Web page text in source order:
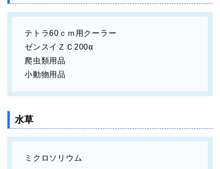
テトラ60ｃｍ用クーラー
ゼンスイＺＣ200α
爬虫類用品
小動物用品
水草
ミクロソリウム